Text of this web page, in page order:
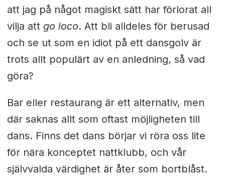
att jag på något magiskt sätt har förlorat all
vilja att go loco. Att bli alldeles för berusad
och se ut som en idiot på ett dansgolv är
trots allt populärt av en anledning, så vad
göra?
Bar eller restaurang är ett alternativ, men
där saknas allt som oftast möjligheten till
dans. Finns det dans börjar vi röra oss lite
för nära konceptet nattklubb, och vår
självvalda värdighet är åter som bortblåst.